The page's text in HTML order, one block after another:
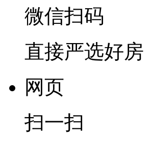
微信扫码
直接严选好房
网页
扫一扫